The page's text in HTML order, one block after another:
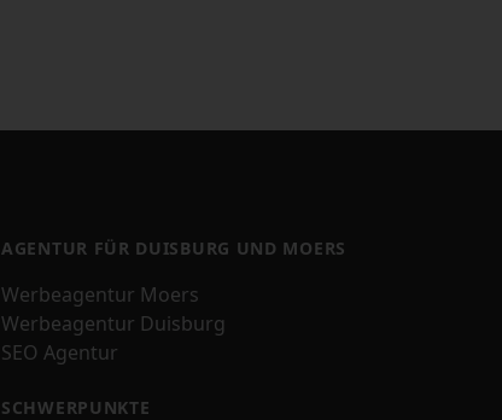
AGENTUR FÜR DUISBURG UND MOERS
Werbeagentur Moers
Werbeagentur Duisburg
SEO Agentur
SCHWERPUNKTE